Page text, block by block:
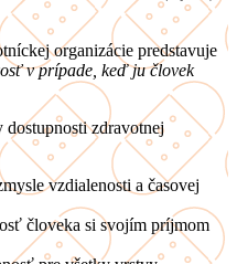
organizácie predstavuje
v prípade, keď ju človek
zdravotnej
vzdialenosti a časovej
človeka si svojím príjmom